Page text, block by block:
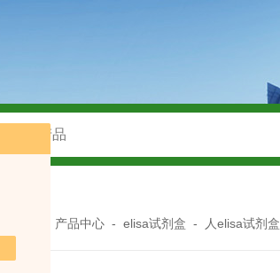
产品中心 - elisa试剂盒 - 人elisa试剂盒